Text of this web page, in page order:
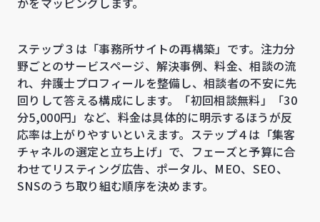
ステップ３は「事務所サイトの再構築」です。注力分
野ごとのサービスページ、解決事例、料金、相談の流
れ、弁護士プロフィールを整備し、相談者の不安に先
回りして答える構成にします。「初回相談無料」「30
分5,000円」など、料金は具体的に明示するほうが反
応率は上がりやすいといえます。ステップ４は「集客
チャネルの選定と立ち上げ」で、フェーズと予算に合
わせてリスティング広告、ポータル、MEO、SEO、
SNSのうち取り組む順序を決めます。